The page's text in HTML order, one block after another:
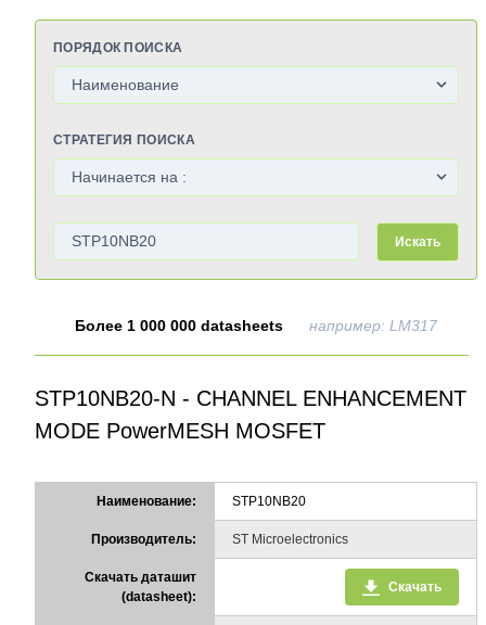
ПОРЯДОК ПОИСКА
СТРАТЕГИЯ ПОИСКА
Искать
Более 1 000 000 datasheets например: LM317
STP10NB20-N - CHANNEL ENHANCEMENT
MODE PowerMESH MOSFET
Наименование: STP10NB20
Производитель: ST Microelectronics
Скачать даташит
(datasheet):
Скачать